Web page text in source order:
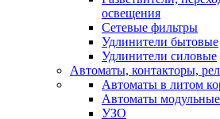
освещения
Сетевые фильтры
Удлинители бытовые
Удлинители силовые
Автоматы, контакторы,
Автоматы в литом
Автоматы модульные
УЗО